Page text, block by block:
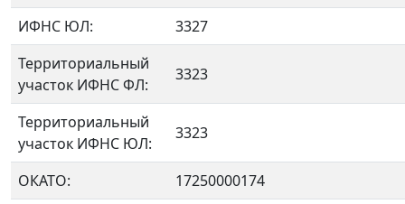
ИФНС ЮЛ:
3327
Территориальный
участок ИФНС ФЛ:
3323
Территориальный
участок ИФНС ЮЛ:
3323
ОКАТО:
17250000174